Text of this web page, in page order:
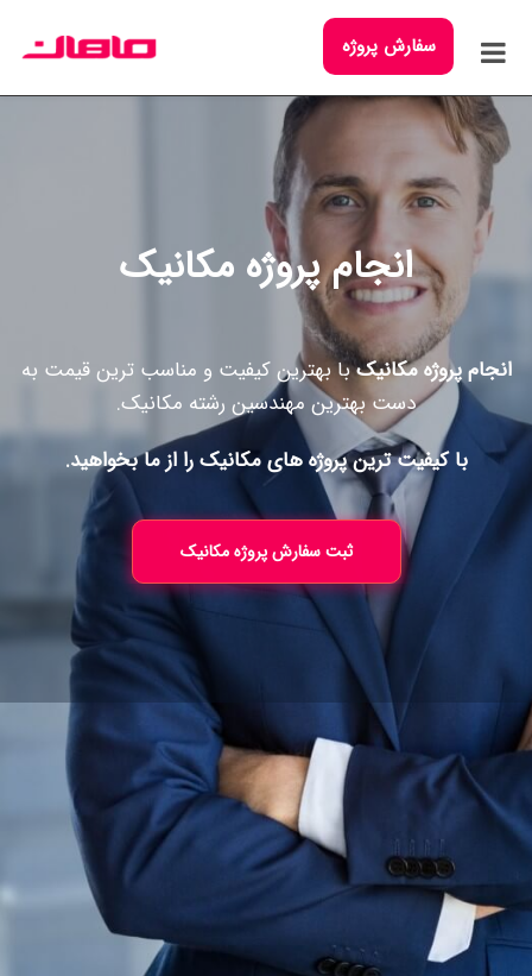
سفارش پروژه
انجام پروژه مکانیک
انجام پروژه مکانیکبا بهترین کیفیت و مناسب ترین قیمت به
دست بهترین مهندسین رشته مکانیک.
با کیفیت ترین پروژه های مکانیک را از ما بخواهید.
ثبت سفارش پروژه مکانیک